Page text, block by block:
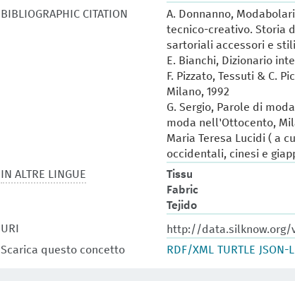
BIBLIOGRAPHIC CITATION
A. Donnanno,
tecnico-creativo. Storia
sartoriali accessori e
E. Bianchi, Dizionario
F. Pizzato, Tessuti & C.
Milano, 1992
G. Sergio, Parole di
moda nell'Ottocento,
Maria Teresa Lucidi ( a
occidentali, cinesi e
IN ALTRE LINGUE
Tissu
Fabric
Tejido
URI
http://data.silknow.org/
Scarica questo concetto
RDF/XML TURTLE JSON-